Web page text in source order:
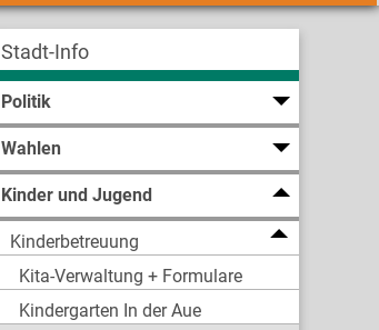
Stadt-Info
Politik
Wahlen
Kinder und Jugend
Kinderbetreuung
Kita-Verwaltung + Formulare
Kindergarten In der Aue